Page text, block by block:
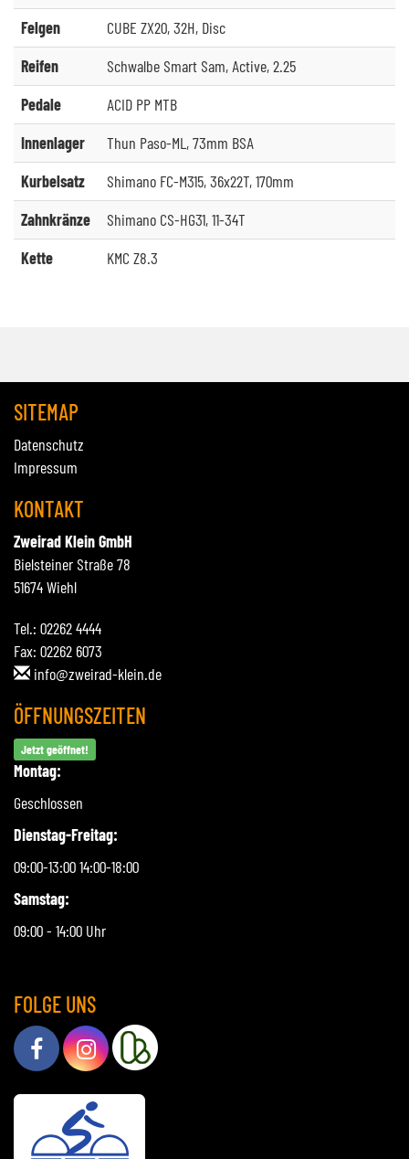
Felgen
CUBE ZX20, 32H, Disc
Reifen
Schwalbe Smart Sam, Active, 2.25
Pedale
ACID PP MTB
Innenlager
Thun Paso-ML, 73mm BSA
Kurbelsatz
Shimano FC-M315, 36x22T, 170mm
Zahnkränze
Shimano CS-HG31, 11-34T
Kette
KMC Z8.3
SITEMAP
Datenschutz
Impressum
KONTAKT
Zweirad Klein GmbH
Bielsteiner Straße 78
51674 Wiehl
Tel.: 02262 4444
Fax: 02262 6073
info@zweirad-klein.de
ÖFFNUNGSZEITEN
Jetzt geöffnet!
Montag:
Geschlossen
Dienstag-Freitag:
09:00-13:00 14:00-18:00
Samstag:
09:00 - 14:00 Uhr
FOLGE UNS